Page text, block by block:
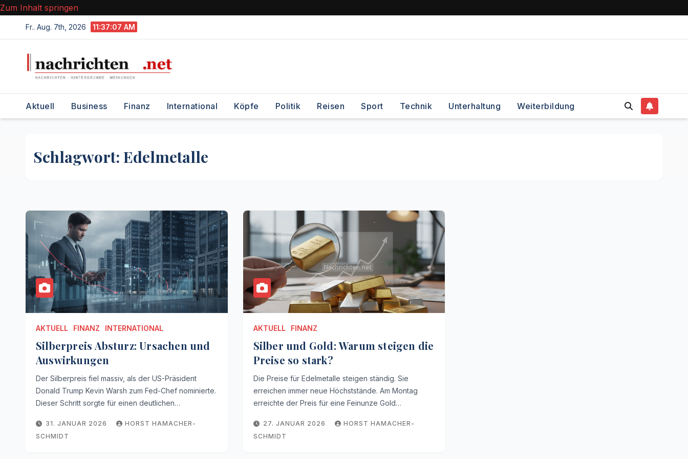
Zum Inhalt springen
Fr.. Aug. 7th, 2026 11:37:07 AM
Aktuell Business Finanz International Köpfe Politik Reisen Sport Technik Unterhaltung Weiterbildung
Schlagwort: Edelmetalle
AKTUELL FINANZ INTERNATIONAL
Silberpreis Absturz: Ursachen und
Auswirkungen
Der Silberpreis fiel massiv, als der US-Präsident
Donald Trump Kevin Warsh zum Fed-Chef nominierte.
Dieser Schritt sorgte für einen deutlichen…
31. JANUAR 2026
HORST HAMACHER-
SCHMIDT
AKTUELL FINANZ
Silber und Gold: Warum steigen die
Preise so stark?
Die Preise für Edelmetalle steigen ständig. Sie
erreichen immer neue Höchststände. Am Montag
erreichte der Preis für eine Feinunze Gold…
27. JANUAR 2026
HORST HAMACHER-
SCHMIDT